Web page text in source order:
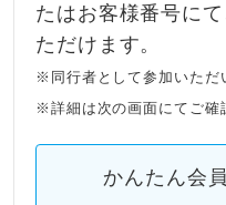
たはお客様番号に
ただけます。
※同行者として参加いただ
※詳細は次の画面にてご確
かんたん会